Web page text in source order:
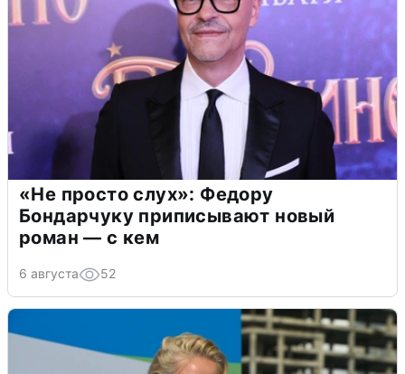
«Не просто слух»: Федору
Бондарчуку приписывают новый
роман — с кем
6 августа 52